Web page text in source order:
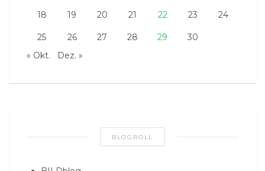
18 19 20 21 22 23 24
25 26 27 28 29
30
« Okt.
Dez. »
BLOGROLL